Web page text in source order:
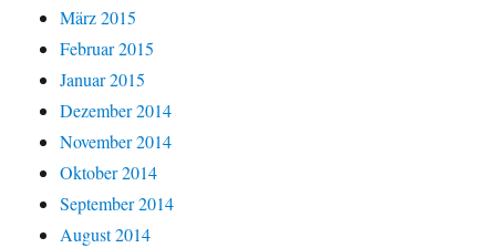
März 2015
Februar 2015
Januar 2015
Dezember 2014
November 2014
Oktober 2014
September 2014
August 2014